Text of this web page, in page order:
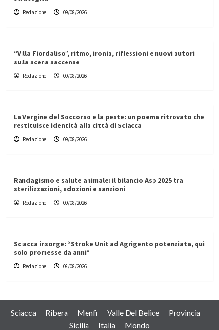
Redazione 09/08/2026
“Villa Fiordaliso”, ritmo, ironia, riflessioni e nuovi autori
sulla scena saccense
Redazione 09/08/2026
La Vergine del Soccorso e la peste: un poema ritrovato che
restituisce identità alla città di Sciacca
Redazione 09/08/2026
Randagismo e salute animale: il bilancio Asp 2025 tra
sterilizzazioni, adozioni e sanzioni
Redazione 09/08/2026
Sciacca insorge: “Stroke Unit ad Agrigento potenziata, qui
solo promesse da anni”
Redazione 08/08/2026
Sciacca Ribera Menfi Valle Del Belice
Provincia
Sicilia
Italia Mondo